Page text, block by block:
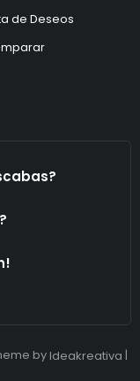
de Deseos
by Ideakreativa |